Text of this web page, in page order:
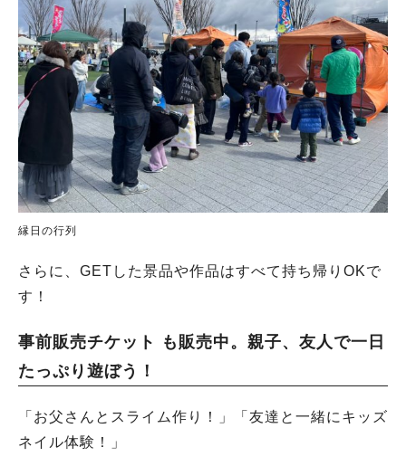
縁日の行列
さらに、GETした景品や作品はすべて持ち帰りOKで
す！
事前販売チケット も販売中。親子、友人で一日
たっぷり遊ぼう！
「お父さんとスライム作り！」「友達と一緒にキッズ
ネイル体験！」